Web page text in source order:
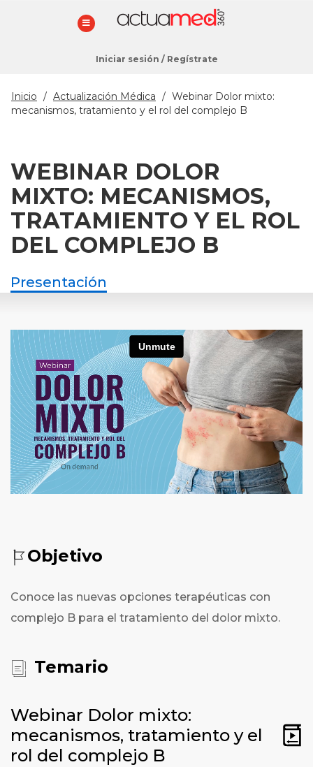
Iniciar sesión / Regístrate
Estás
aquí
Inicio / Actualización Médica / Webinar Dolor mixto:
mecanismos, tratamiento y el rol del complejo B
WEBINAR DOLOR
MIXTO: MECANISMOS,
TRATAMIENTO Y EL ROL
DEL COMPLEJO B
Presentación
Objetivo
Conoce las nuevas opciones terapéuticas con
complejo B para el tratamiento del dolor mixto.
Temario
Webinar Dolor mixto:
mecanismos, tratamiento y el
rol del complejo B